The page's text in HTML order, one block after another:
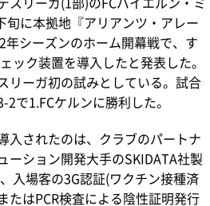
旬に本拠地『アリアンツ・アレー
シーズンのホーム開幕戦で、す
ック装置を導入したと発表した。
リーガ初の試みとしている。試合
で1.FCケルンに勝利した。
入されたのは、クラブのパートナ
ーション開発大手のSKIDATA社製
入場客の3G認証(ワクチン接種済
たはPCR検査による陰性証明発行